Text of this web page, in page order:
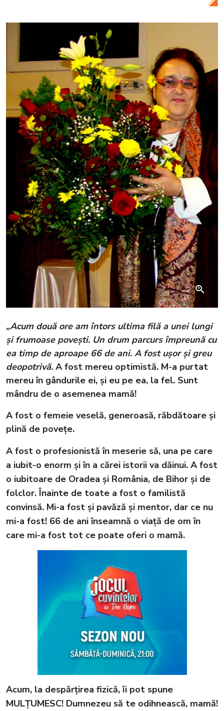
„Acum două ore am întors ultima filă a unei lungi
și frumoase povești. Un drum parcurs împreună cu
ea timp de aproape 66 de ani. A fost ușor și greu
deopotrivă. A fost mereu optimistă. M-a purtat
mereu în gândurile ei, și eu pe ea, la fel. Sunt
mândru de o asemenea mamă!
A fost o femeie veselă, generoasă, răbdătoare și
plină de povețe.
A fost o profesionistă în meserie să, una pe care
a iubit-o enorm și în a cărei istorii va dăinui. A fost
o iubitoare de Oradea și România, de Bihor și de
folclor. Înainte de toate a fost o familistă
convinsă. Mi-a fost și pavăză și mentor, dar ce nu
mi-a fost! 66 de ani înseamnă o viață de om în
care mi-a fost tot ce poate oferi o mamă.
Acum, la despărțirea fizică, îi pot spune
MULȚUMESC! Dumnezeu să te odihnească, mamă!